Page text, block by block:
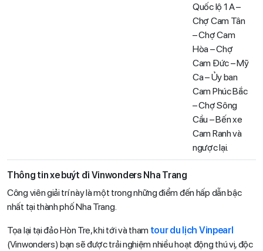
Quốc lộ 1 A –
Chợ Cam Tân
– Chợ Cam
Hòa – Chợ
Cam Đức – Mỹ
Ca – Ủy ban
Cam Phúc Bắc
– Chợ Sông
Cầu – Bến xe
Cam Ranh và
ngược lại.
Thông tin xe buýt đi Vinwonders Nha Trang
Công viên giải trí này là một trong những điểm đến hấp dẫn bậc
nhất tại thành phố Nha Trang.
Tọa lại tại đảo Hòn Tre, khi tới và tham tour du lịch Vinpearl
(Vinwonders) bạn sẽ được trải nghiệm nhiều hoạt động thú vị, độc